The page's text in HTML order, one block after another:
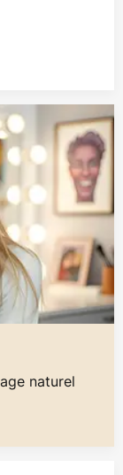
naturel